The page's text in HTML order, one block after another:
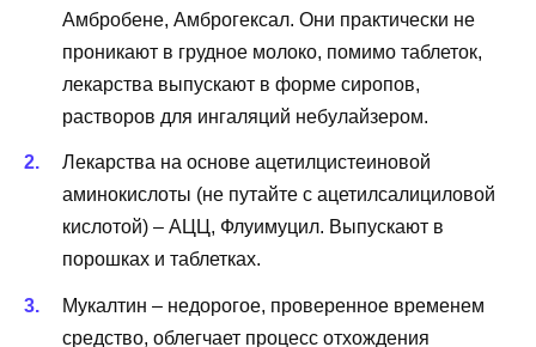
Амбробене, Амброгексал. Они практически не
проникают в грудное молоко, помимо таблеток,
лекарства выпускают в форме сиропов,
растворов для ингаляций небулайзером.
Лекарства на основе ацетилцистеиновой
аминокислоты (не путайте с ацетилсалициловой
кислотой) – АЦЦ, Флуимуцил. Выпускают в
порошках и таблетках.
Мукалтин – недорогое, проверенное временем
средство, облегчает процесс отхождения